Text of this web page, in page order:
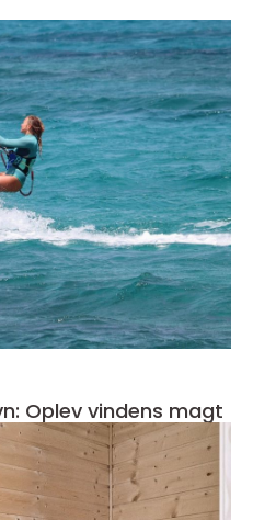
Oplev vindens magt